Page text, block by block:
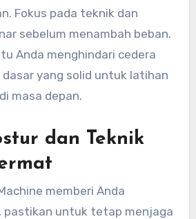
Fokus pada teknik dan
sebelum menambah beban.
Anda menghindari cedera
yang solid untuk latihan
masa depan.
dan Teknik
memberi Anda
untuk tetap menjaga